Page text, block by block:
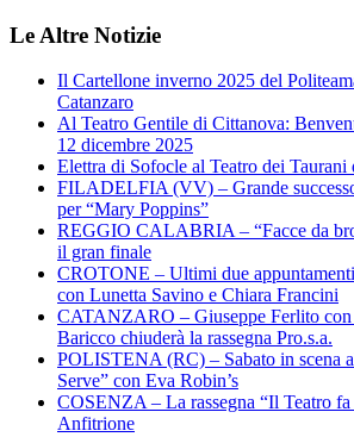
Le Altre Notizie
Il Cartellone inverno 2025 del
Catanzaro
Al Teatro Gentile di Cittanova:
12 dicembre 2025
Elettra di Sofocle al Teatro dei Taurani
FILADELFIA (VV) – Grande
per “Mary Poppins”
REGGIO CALABRIA – “Facce da
il gran finale
CROTONE – Ultimi due
con Lunetta Savino e Chiara Francini
CATANZARO – Giuseppe Ferlito con
Baricco chiuderà la rassegna Pro.s.a.
POLISTENA (RC) – Sabato in scena
Serve” con Eva Robin’s
COSENZA – La rassegna “Il Teatro fa
Anfitrione